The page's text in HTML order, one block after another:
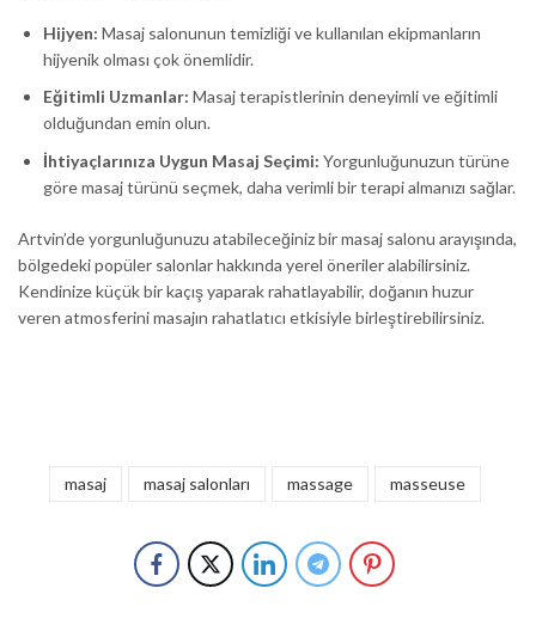
Hijyen: Masaj salonunun temizliği ve kullanılan ekipmanların
hijyenik olması çok önemlidir.
Eğitimli Uzmanlar: Masaj terapistlerinin deneyimli ve eğitimli
olduğundan emin olun.
İhtiyaçlarınıza Uygun Masaj Seçimi: Yorgunluğunuzun türüne
göre masaj türünü seçmek, daha verimli bir terapi almanızı sağlar.
Artvin’de yorgunluğunuzu atabileceğiniz bir masaj salonu arayışında,
bölgedeki popüler salonlar hakkında yerel öneriler alabilirsiniz.
Kendinize küçük bir kaçış yaparak rahatlayabilir, doğanın huzur
veren atmosferini masajın rahatlatıcı etkisiyle birleştirebilirsiniz.
masaj masaj salonları massage masseuse